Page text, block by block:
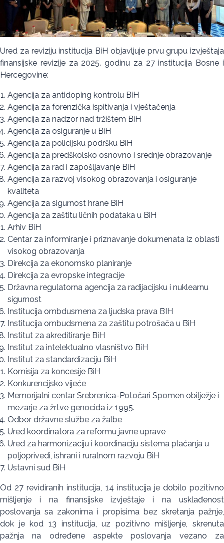
Ured za reviziju institucija BiH objavljuje prvu grupu izvještaja
finansijske revizije za 2025. godinu za 27 institucija Bosne i
Hercegovine:
Agencija za antidoping kontrolu BiH
Agencija za forenzička ispitivanja i vještačenja
Agencija za nadzor nad tržištem BiH
Agencija za osiguranje u BiH
Agencija za policijsku podršku BiH
Agencija za predškolsko osnovno i srednje obrazovanje
Agencija za rad i zapošljavanje BiH
Agencija za razvoj visokog obrazovanja i osiguranje
kvaliteta
Agencija za sigurnost hrane BiH
Agencija za zaštitu ličnih podataka u BiH
Arhiv BiH
Centar za informiranje i priznavanje dokumenata iz oblasti
visokog obrazovanja
Direkcija za ekonomsko planiranje
Direkcija za evropske integracije
Državna regulatorna agencija za radijacijsku i nuklearnu
sigurnost
Institucija ombdusmena za ljudska prava BIH
Institucija ombudsmena za zaštitu potrošača u BiH
Institut za akreditiranje BiH
Institut za intelektualno vlasništvo BiH
Institut za standardizaciju BiH
Komisija za koncesije BiH
Konkurencijsko vijeće
Memorijalni centar Srebrenica-Potočari Spomen obilježje i
mezarje za žrtve genocida iz 1995.
Odbor državne službe za žalbe
Ured koordinatora za reformu javne uprave
Ured za harmonizaciju i koordinaciju sistema plaćanja u
poljoprivedi, ishrani i ruralnom razvoju BiH
Ustavni sud BiH
Od 27 revidiranih institucija, 14 institucija je dobilo pozitivno
mišljenje i na finansijske izvještaje i na usklađenost
poslovanja sa zakonima i propisima bez skretanja pažnje,
dok je kod 13 institucija, uz pozitivno mišljenje, skrenuta
pažnja na određene aspekte poslovanja vezano za